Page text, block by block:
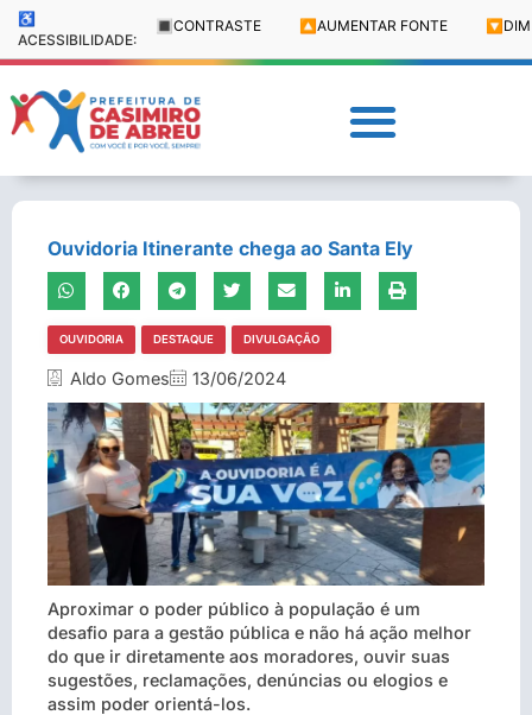
♿
ACESSIBILIDADE:
🔳 CONTRASTE 🔼 AUMENTAR FONTE 🔽
Ouvidoria Itinerante chega ao Santa Ely
OUVIDORIA DESTAQUE DIVULGAÇÃO
Aldo Gomes 13/06/2024
Aproximar o poder público à população é um
desafio para a gestão pública e não há ação melhor
do que ir diretamente aos moradores, ouvir suas
sugestões, reclamações, denúncias ou elogios e
assim poder orientá-los.